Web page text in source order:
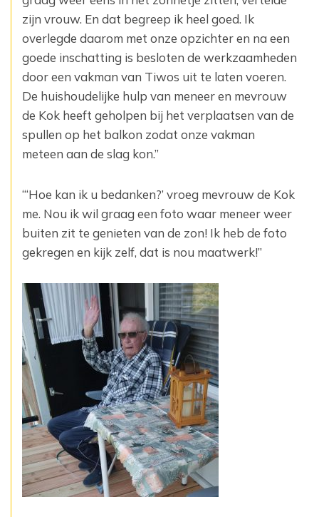
zijn vrouw. En dat begreep ik heel goed. Ik
overlegde daarom met onze opzichter en na een
goede inschatting is besloten de werkzaamheden
door een vakman van Tiwos uit te laten voeren.
De huishoudelijke hulp van meneer en mevrouw
de Kok heeft geholpen bij het verplaatsen van de
spullen op het balkon zodat onze vakman
meteen aan de slag kon.”
“‘Hoe kan ik u bedanken?’ vroeg mevrouw de Kok
me. Nou ik wil graag een foto waar meneer weer
buiten zit te genieten van de zon! Ik heb de foto
gekregen en kijk zelf, dat is nou maatwerk!”